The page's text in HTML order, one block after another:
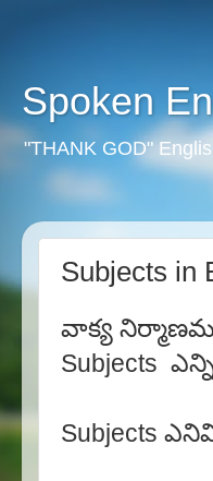
Spoken
"THANK GOD"
Subjects in
వాక్య
Subjects
Subjects